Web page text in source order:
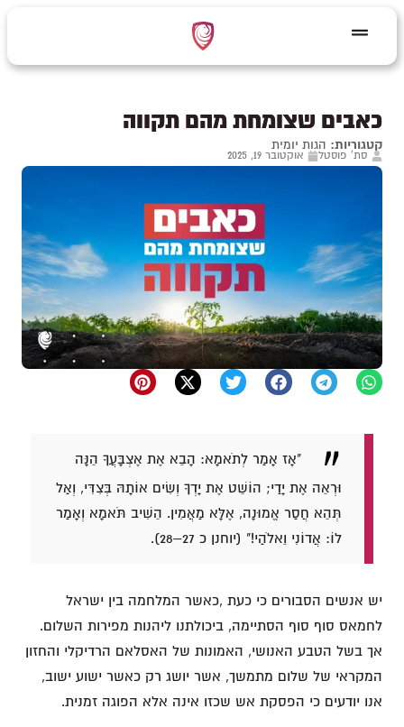
כאבים שצומחת מהם תקווה
קטגוריות: הגות יומית
סת' פוסטל אוקטובר 19, 2025
"אָז אָמַר לְתֹאמָא: הָבֵא אֶת אֶצְבָּעֲךָ הֵנָּה
וּרְאֵה אֶת יָדַי; הוֹשֵׁט אֶת יָדְךָ וְשִׂים אוֹתָהּ בְּצִדִּי, וְאַל
תְּהֵא חֲסַר אֱמוּנָה, אֶלָּא מַאֲמִין. הֵשִׁיב תֹּאמָא וְאָמַר
לוֹ: אֲדוֹנִי וֵאלֹהַי!" (יוחנן כ 27–28).
יש אנשים הסבורים כי כעת ,כאשר המלחמה בין ישראל
לחמאס סוף סוף הסתיימה, ביכולתנו ליהנות מפירות השלום.
אך בשל הטבע האנושי, האמונות של האסלאם הרדיקלי והחזון
המקראי של שלום מתמשך, אשר יושג רק כאשר ישוע ישוב,
אנו יודעים כי הפסקת אש שכזו אינה אלא הפוגה זמנית.